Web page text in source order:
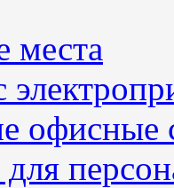
места
офисные